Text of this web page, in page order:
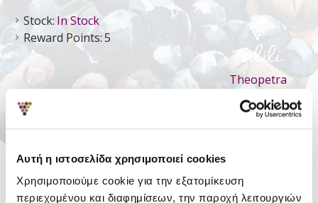
Αυτή η ιστοσελίδα χρησιμοποιεί cookies
Χρησιμοποιούμε cookie για την εξατομίκευση
περιεχομένου και διαφημίσεων, την παροχή λειτουργιών
Stock: In Stock
Reward Points:5
Theopetra
Estate
DETAILS
Style
Still Dry